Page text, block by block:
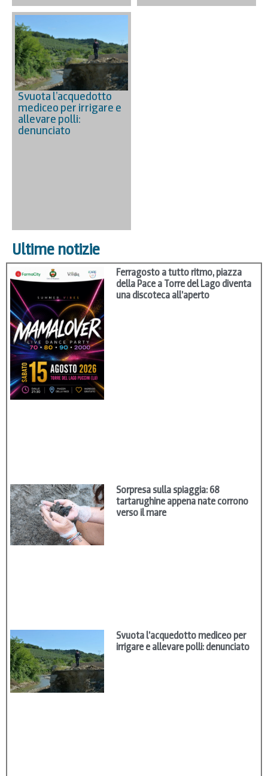
Svuota l’acquedotto
mediceo per irrigare e
allevare polli:
denunciato
Ultime notizie
Ferragosto a tutto ritmo, piazza
della Pace a Torre del Lago diventa
una discoteca all’aperto
Sorpresa sulla spiaggia: 68
tartarughine appena nate corrono
verso il mare
Svuota l’acquedotto mediceo per
irrigare e allevare polli: denunciato